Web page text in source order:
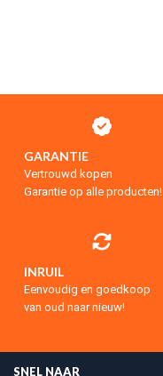
GARANTIE
Vertrouwd kopen
Garantie op alle producten!
INRUIL
Eenvoudig en goedkoop
van oud naar nieuw!
SNEL NAAR